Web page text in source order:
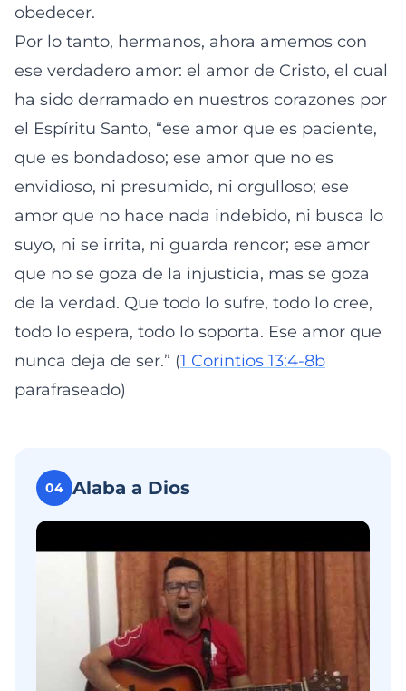
obedecer.
Por lo tanto, hermanos, ahora amemos con
ese verdadero amor: el amor de Cristo, el cual
ha sido derramado en nuestros corazones por
el Espíritu Santo, “ese amor que es paciente,
que es bondadoso; ese amor que no es
envidioso, ni presumido, ni orgulloso; ese
amor que no hace nada indebido, ni busca lo
suyo, ni se irrita, ni guarda rencor; ese amor
que no se goza de la injusticia, mas se goza
de la verdad. Que todo lo sufre, todo lo cree,
todo lo espera, todo lo soporta. Ese amor que
nunca deja de ser.” (1 Corintios 13:4-8b
parafraseado)
04 Alaba a Dios